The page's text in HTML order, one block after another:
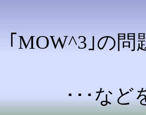
｢MOW^3｣の
･･･など